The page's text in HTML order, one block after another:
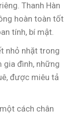
Thanh Hàn
hoàn toàn tốt
tính, bí mật.
nhỏ nhặt trong
gia đình, những
được miêu tả
cách chân